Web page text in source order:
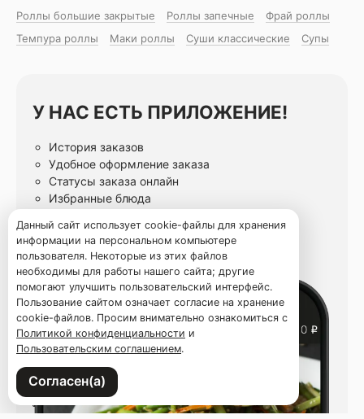
Роллы большие закрытые
Роллы запечные
Фрай роллы
Темпура роллы
Маки роллы Суши классические Супы
У НАС ЕСТЬ ПРИЛОЖЕНИЕ!
История заказов
Удобное оформление заказа
Статусы заказа онлайн
Избранные блюда
Данный сайт использует cookie-файлы для хранения
информации на персональном компьютере
пользователя. Некоторые из этих файлов
необходимы для работы нашего сайта; другие
помогают улучшить пользовательский интерфейс.
Пользование сайтом означает согласие на хранение
cookie-файлов. Просим внимательно ознакомиться с
Политикой конфиденциальности и
Пользовательским соглашением.
Согласен(а)